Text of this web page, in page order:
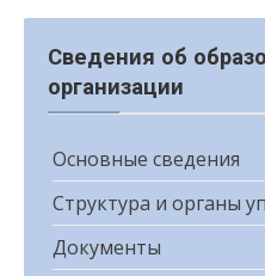
Сведения об
организации
Основные сведения
Структура и органы
Документы